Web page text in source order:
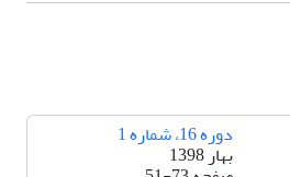
دوره 16، شماره 1
بهار 1398